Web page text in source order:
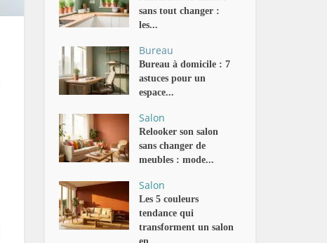
sans tout changer :
les...
Bureau
Bureau à domicile : 7
astuces pour un
espace...
Salon
Relooker son salon
sans changer de
meubles : mode...
Salon
Les 5 couleurs
tendance qui
transforment un salon